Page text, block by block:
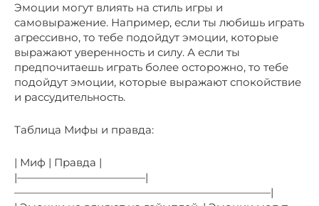
Эмоции могут влиять на стиль игры и
самовыражение. Например, если ты любишь играть
агрессивно, то тебе подойдут эмоции, которые
выражают уверенность и силу. А если ты
предпочитаешь играть более осторожно, то тебе
подойдут эмоции, которые выражают спокойствие
и рассудительность.
Таблица Мифы и правда:
| Миф | Правда |
|————————————|
————————————————————————|